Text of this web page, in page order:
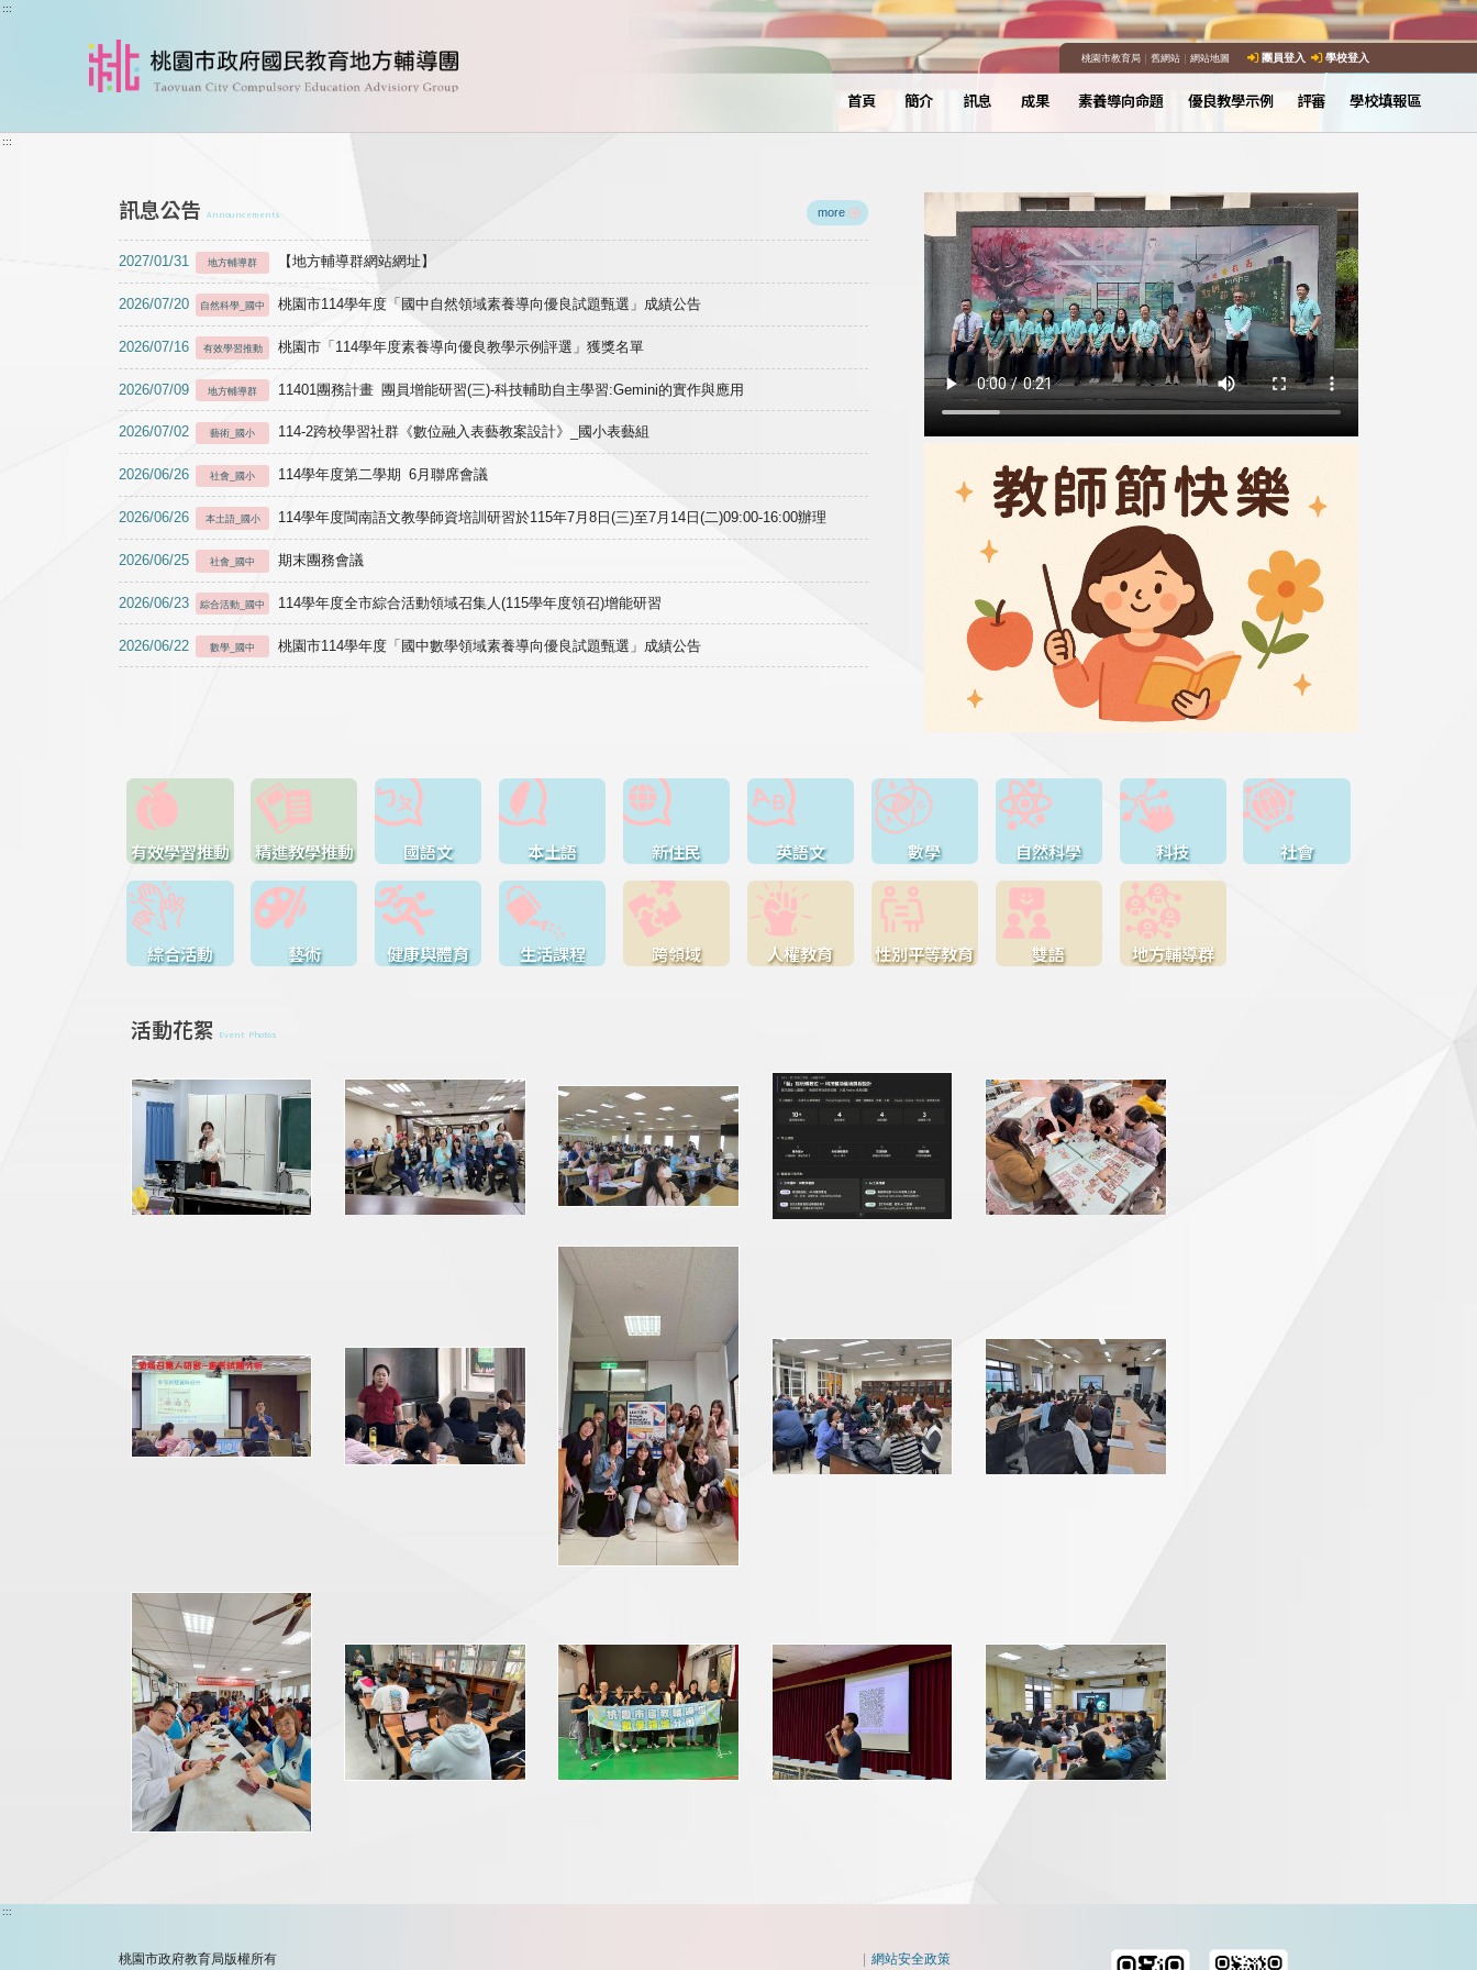
跳到主要內容
:::
桃園市教育局｜ 舊網站｜ 網站地圖 團員登入 學校登入
首頁 簡介 訊息 成果 素養導向命題 優良教學示例 評審 學校填報區
:::
訊息公告 Announcements more
2027/01/31 地方輔導群 【地方輔導群網站網址】
2026/07/20 自然科學_國中 桃園市114學年度「國中自然領域素養導向優良試題甄選」成績公告
2026/07/16 有效學習推動 桃園市「114學年度素養導向優良教學示例評選」獲獎名單
2026/07/09 地方輔導群 11401團務計畫 團員增能研習(三)-科技輔助自主學習:Gemini的實作與應用
2026/07/02 藝術_國小 114-2跨校學習社群《數位融入表藝教案設計》_國小表藝組
2026/06/26 社會_國小 114學年度第二學期 6月聯席會議
2026/06/26 本土語_國小 114學年度閩南語文教學師資培訓研習於115年7月8日(三)至7月14日(二)09:00-16:00辦理
2026/06/25 社會_國中 期末團務會議
2026/06/23 綜合活動_國中 114學年度全市綜合活動領域召集人(115學年度領召)增能研習
2026/06/22 數學_國中 桃園市114學年度「國中數學領域素養導向優良試題甄選」成績公告
有效學習推動 精進教學推動 國語文 本土語 新住民 英語文 數學 自然科學 科技 社會
綜合活動 藝術 健康與體育 生活課程 跨領域 人權教育 性別平等教育 雙語 地方輔導群
活動花絮 Event Photos
:::
桃園市政府教育局版權所有 |網站安全政策